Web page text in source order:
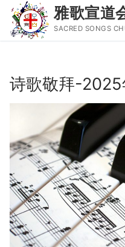
content
雅歌宣道
SACRED SONGS
Search
主页
主日讲道
圣经导读新唱
属灵书籍
聚会信息
诗歌敬拜-2025